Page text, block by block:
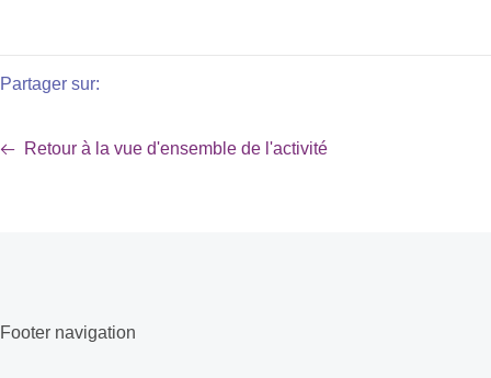
Retour à la vue d'ensemble de l'activité
Partager sur:
Footer navigation